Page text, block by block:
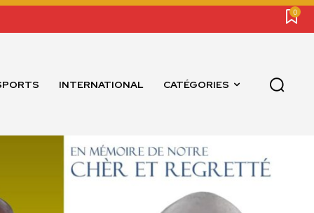
0
INTERNATIONAL CATÉGORIES